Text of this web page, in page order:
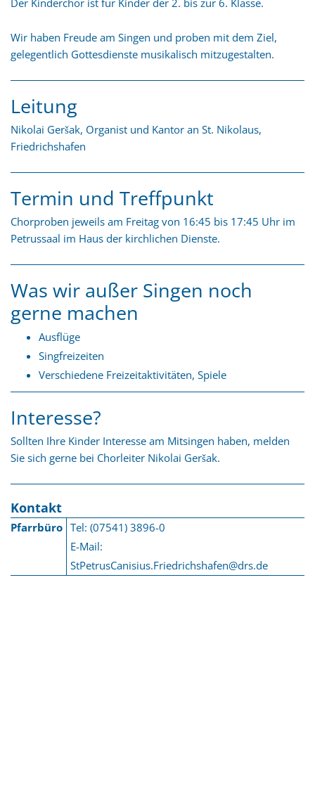
Wir haben Freude am Singen und proben mit dem Ziel,
gelegentlich Gottesdienste musikalisch mitzugestalten.
Leitung
Nikolai Geršak, Organist und Kantor an St. Nikolaus,
Friedrichshafen
Termin und Treffpunkt
Chorproben jeweils am Freitag von 16:45 bis 17:45 Uhr im
Petrussaal im Haus der kirchlichen Dienste.
Was wir außer Singen noch
gerne machen
Ausflüge
Singfreizeiten
Verschiedene Freizeitaktivitäten, Spiele
Interesse?
Sollten Ihre Kinder Interesse am Mitsingen haben, melden
Sie sich gerne bei Chorleiter Nikolai Geršak.
Kontakt
Pfarrbüro Tel: (07541) 3896-0
E-Mail:
StPetrusCanisius.Friedrichshafen@drs.de